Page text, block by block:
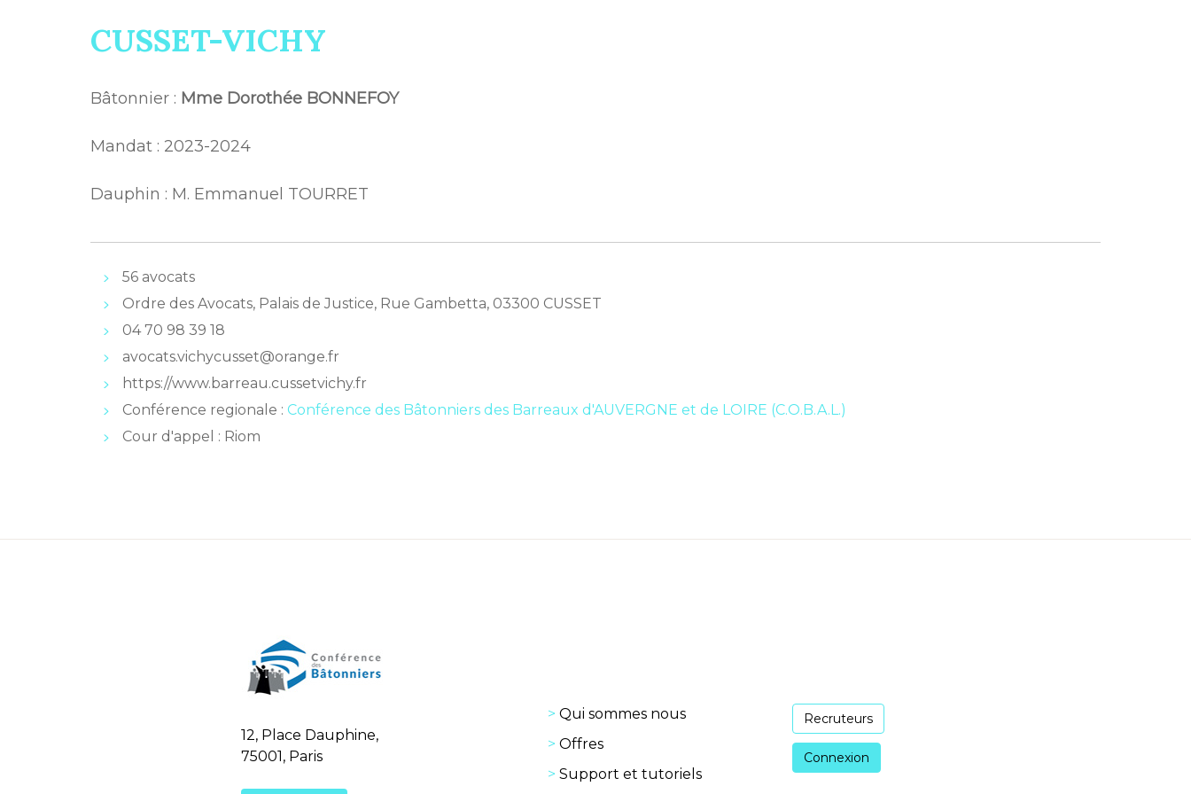
CUSSET-VICHY
Bâtonnier : Mme Dorothée BONNEFOY
Mandat : 2023-2024
Dauphin : M. Emmanuel TOURRET
56 avocats
Ordre des Avocats, Palais de Justice, Rue Gambetta, 03300 CUSSET
04 70 98 39 18
avocats.vichycusset@orange.fr
https://www.barreau.cussetvichy.fr
Conférence regionale : Conférence des Bâtonniers des Barreaux d'AUVERGNE et de LOIRE (C.O.B.A.L.)
Cour d'appel : Riom
12, Place Dauphine,
75001, Paris
Qui sommes nous
Offres
Support et tutoriels
Recruteurs
Connexion